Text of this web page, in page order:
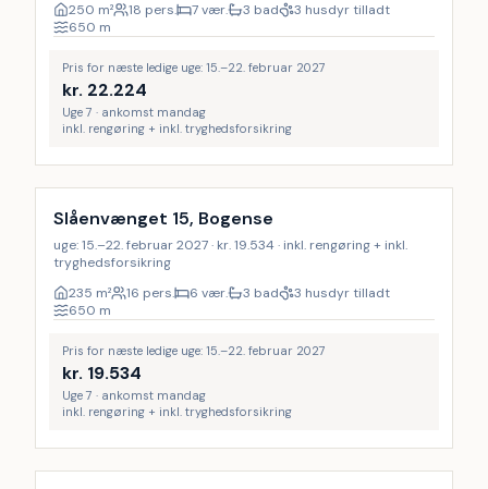
250 m² 18 pers. 7 vær. 3 bad
3 husdyr tilladt
650 m
Pris for næste ledige uge: 15.–22. februar 2027
kr. 22.224
Uge 7 · ankomst mandag
inkl. rengøring + inkl. tryghedsforsikring
Inkl. rengøring
Slåenvænget 15, Bogense
uge: 15.–22. februar 2027 · kr. 19.534 · inkl. rengøring + inkl.
tryghedsforsikring
235 m² 16 pers. 6 vær. 3 bad
3 husdyr tilladt
650 m
Pris for næste ledige uge: 15.–22. februar 2027
kr. 19.534
Uge 7 · ankomst mandag
inkl. rengøring + inkl. tryghedsforsikring
Inkl. rengøring